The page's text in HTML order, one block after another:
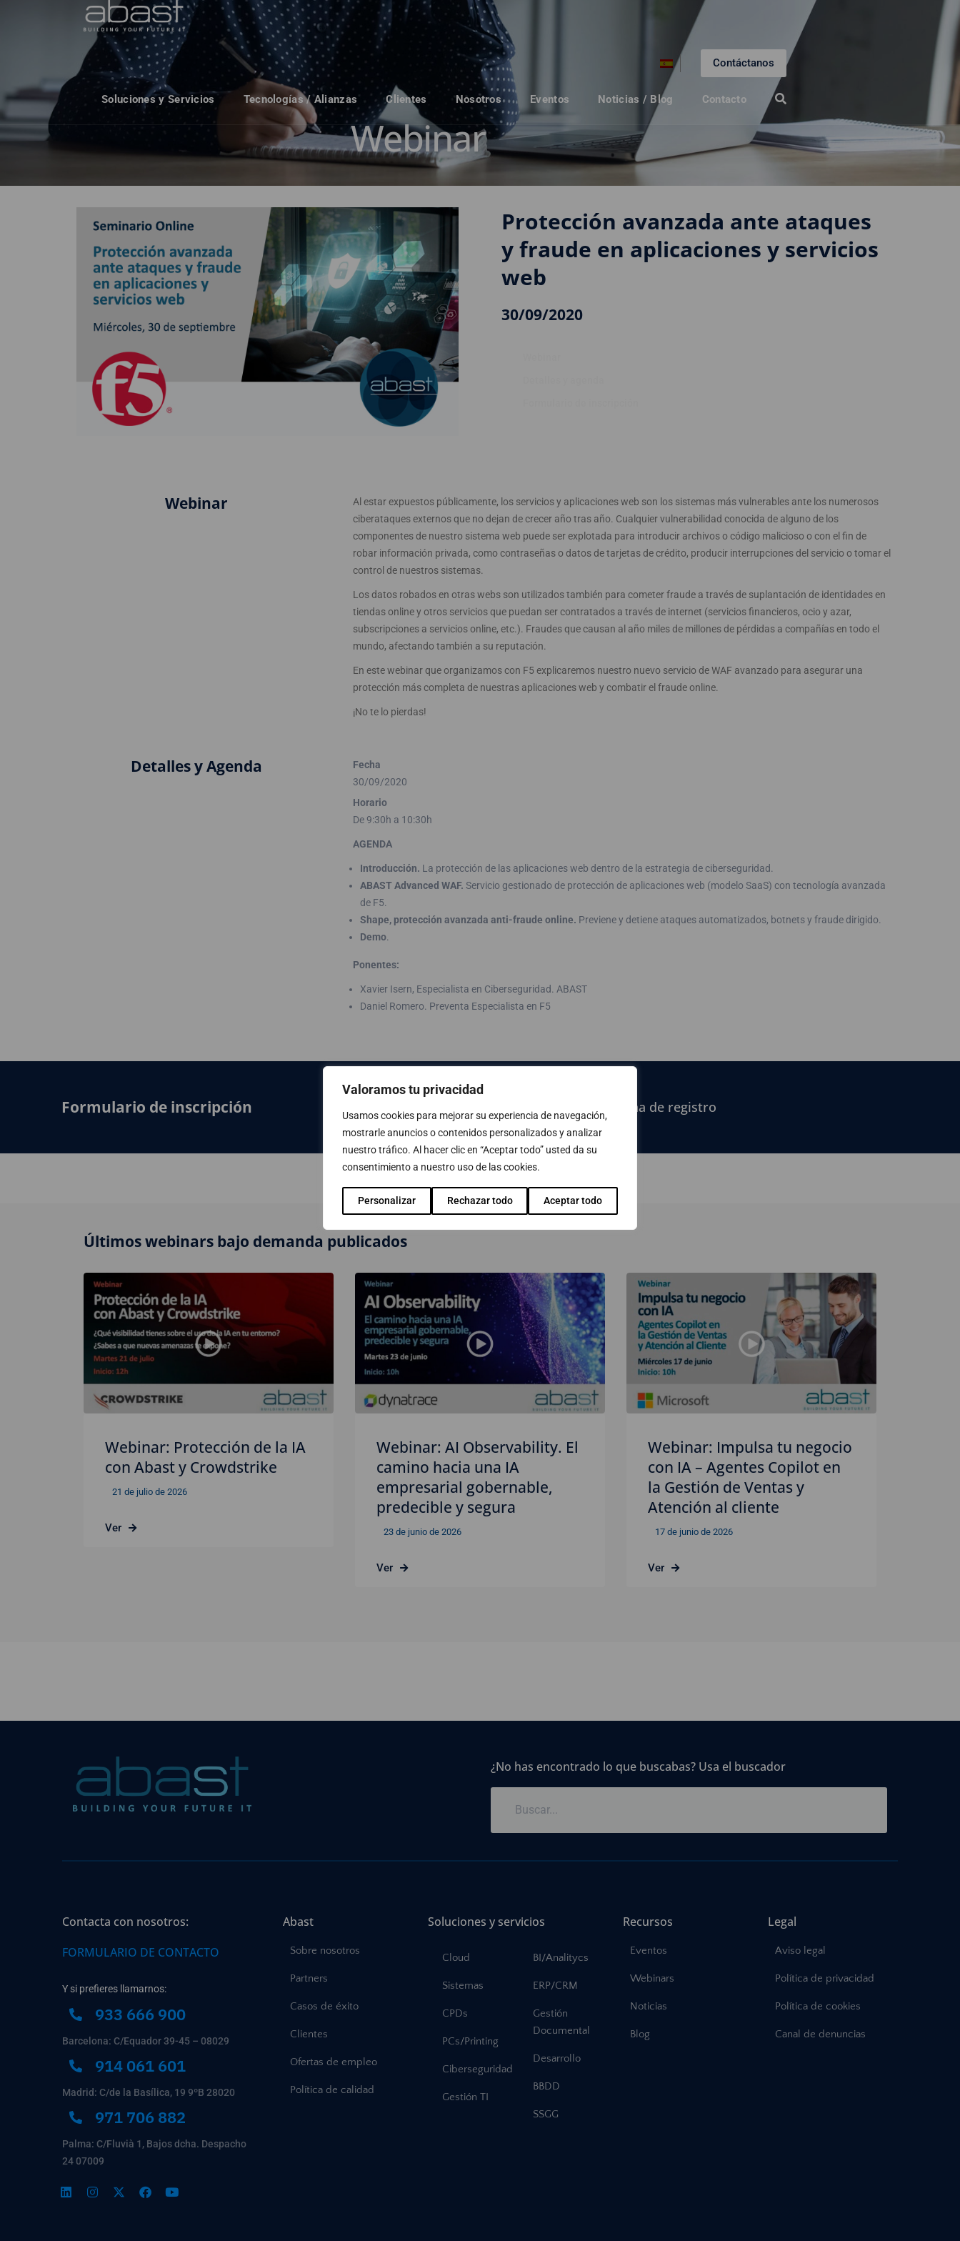
Valoramos tu privacidad
Usamos cookies para mejorar su experiencia de navegación,
mostrarle anuncios o contenidos personalizados y analizar
nuestro tráfico. Al hacer clic en “Aceptar todo” usted da su
consentimiento a nuestro uso de las cookies.
Personalizar Rechazar todo Aceptar todo
Contáctanos
Soluciones y Servicios Tecnologías / Alianzas Clientes Nosotros Eventos Noticias / Blog Contacto
Webinar
Protección avanzada ante ataques
y fraude en aplicaciones y servicios
web
30/09/2020
Webinar
Al estar expuestos públicamente, los servicios y aplicaciones web son los sistemas más vulnerables ante los numerosos
ciberataques externos que no dejan de crecer año tras año. Cualquier vulnerabilidad conocida de alguno de los
componentes de nuestro sistema web puede ser explotada para introducir archivos o código malicioso o con el fin de
robar información privada, como contraseñas o datos de tarjetas de crédito, producir interrupciones del servicio o tomar el
control de nuestros sistemas.
Los datos robados en otras webs son utilizados también para cometer fraude a través de suplantación de identidades en
tiendas online y otros servicios que puedan ser contratados a través de internet (servicios financieros, ocio y azar,
subscripciones a servicios online, etc.). Fraudes que causan al año miles de millones de pérdidas a compañías en todo el
mundo, afectando también a su reputación.
En este webinar que organizamos con F5 explicaremos nuestro nuevo servicio de WAF avanzado para asegurar una
protección más completa de nuestras aplicaciones web y combatir el fraude online.
¡No te lo pierdas!
Detalles y Agenda
Fecha
30/09/2020
Horario
De 9:30h a 10:30h
AGENDA
Introducción. La protección de las aplicaciones web dentro de la estrategia de ciberseguridad.
ABAST Advanced WAF. Servicio gestionado de protección de aplicaciones web (modelo SaaS) con tecnología avanzada
de F5.
Shape, protección avanzada anti-fraude online. Previene y detiene ataques automatizados, botnets y fraude dirigido.
Demo.
Ponentes:
Xavier Isern, Especialista en Ciberseguridad. ABAST
Daniel Romero. Preventa Especialista en F5
Formulario de inscripción Haz clic AQUÍ para acceder a la página de registro
Últimos webinars bajo demanda publicados
Webinar: Protección de la IA
con Abast y Crowdstrike
21 de julio de 2026
Ver
Webinar: AI Observability. El
camino hacia una IA
empresarial gobernable,
predecible y segura
23 de junio de 2026
Ver
Webinar: Impulsa tu negocio
con IA – Agentes Copilot en
la Gestión de Ventas y
Atención al cliente
17 de junio de 2026
Ver
¿No has encontrado lo que buscabas? Usa el buscador
Contacta con nosotros:
FORMULARIO DE CONTACTO
Y si prefieres llamarnos:
933 666 900
Barcelona: C/Equador 39-45 – 08029
914 061 601
Madrid: C/de la Basílica, 19 9ºB 28020
971 706 882
Palma: C/Fluvià 1, Bajos dcha. Despacho
24 07009
Abast
Sobre nosotros
Partners
Casos de éxito
Clientes
Ofertas de empleo
Política de calidad
Soluciones y servicios
Cloud
Sistemas
CPDs
PCs/Printing
Ciberseguridad
Gestión TI
BI/Analitycs
ERP/CRM
Gestión
Documental
Desarrollo
BBDD
SSGG
Recursos
Eventos
Webinars
Noticias
Blog
Legal
Aviso legal
Política de privacidad
Política de cookies
Canal de denuncias